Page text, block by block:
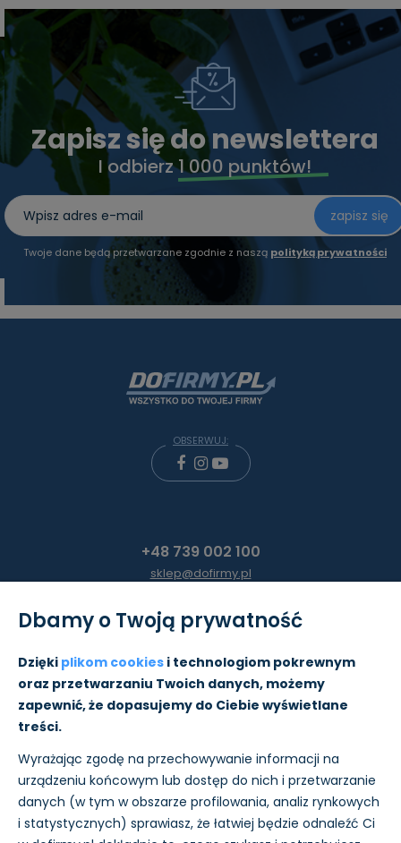
Zapisz się do newslettera
I odbierz1 000 punktów!
zapisz się
Twoje dane będą przetwarzane zgodnie z naszą polityką prywatności
Pomoc
O nas
OBSERWUJ:
+48 739 002 100
sklep@dofirmy.pl
Dbamy o Twoją prywatność
Dzięki plikom cookies i technologiom pokrewnym
oraz przetwarzaniu Twoich danych, możemy
zapewnić, że dopasujemy do Ciebie wyświetlane
treści.
Wyrażając zgodę na przechowywanie informacji na
urządzeniu końcowym lub dostęp do nich i przetwarzanie
danych (w tym w obszarze profilowania, analiz rynkowych
i statystycznych) sprawiasz, że łatwiej będzie odnaleźć Ci